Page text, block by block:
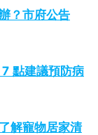
？市府公告
7 點建議預防病
解寵物居家清